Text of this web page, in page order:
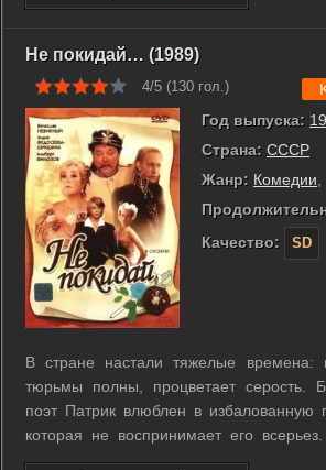
Не покидай… (1989)
4/5 (130 гол.)
Год выпуска:
Страна: СССР
Жанр: Комедии
Качество:
SD
В стране настали тяжелые времена:
тюрьмы полны, процветает серость.
поэт Патрик влюблен в избалованную
которая не воспринимает его
сундук бродячих музыкантов, где